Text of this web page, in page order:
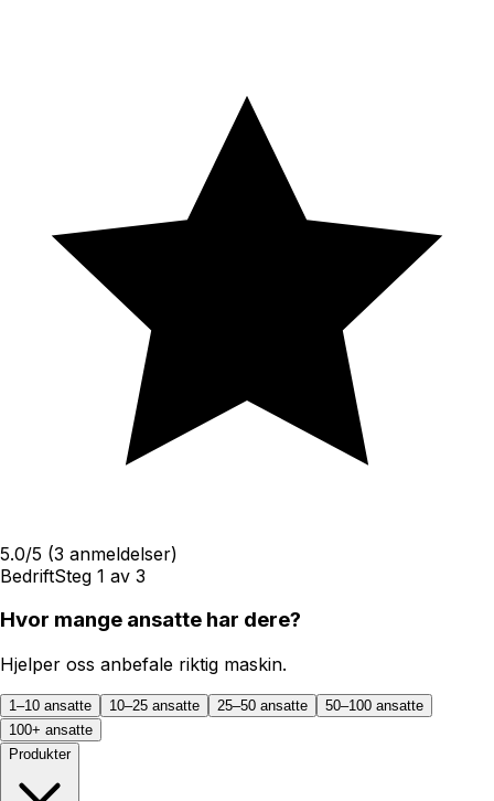
5.0/5 (3 anmeldelser)
BedriftSteg 1 av 3
Hvor mange ansatte har dere?
Hjelper oss anbefale riktig maskin.
1–10 ansatte 10–25 ansatte 25–50 ansatte
50–100 ansatte
100+ ansatte
Produkter